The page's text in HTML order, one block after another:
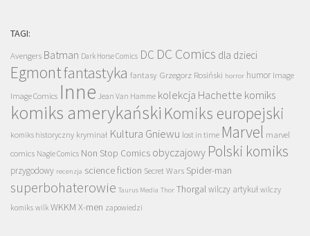
TAGI:
Avengers Batman Dark Horse Comics DC DC Comics dla dzieci
Egmontfantastyka fantasy Grzegorz Rosiński horror humor Image
Image Comics Inne Jean Van Hamme kolekcja Hachette komiks
komiks amerykański Komiks europejski
komiks historyczny kryminał Kultura Gniewu lost in time Marvel marvel
comics Nagle Comics Non Stop Comics obyczajowy Polski komiks
przygodowy recenzja science fiction Secret Wars Spider-man
superbohaterowie Taurus Media Thor Thorgalwilczy artykuł wilczy
komiks wilk WKKM X-men zapowiedzi